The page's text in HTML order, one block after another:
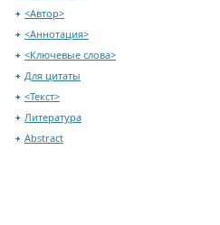
<Автор>
<Аннотация>
<Ключевые слова>
Для цитаты
<Текст>
Литература
Abstract